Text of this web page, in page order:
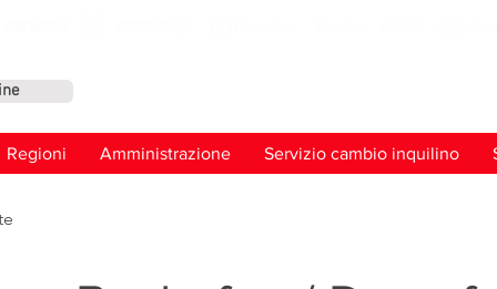
Regioni Amministrazione Servizio cambio inquilino